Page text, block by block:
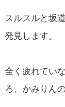
スルスルと坂
発見します。
全く疲れてい
ろ、かみりん